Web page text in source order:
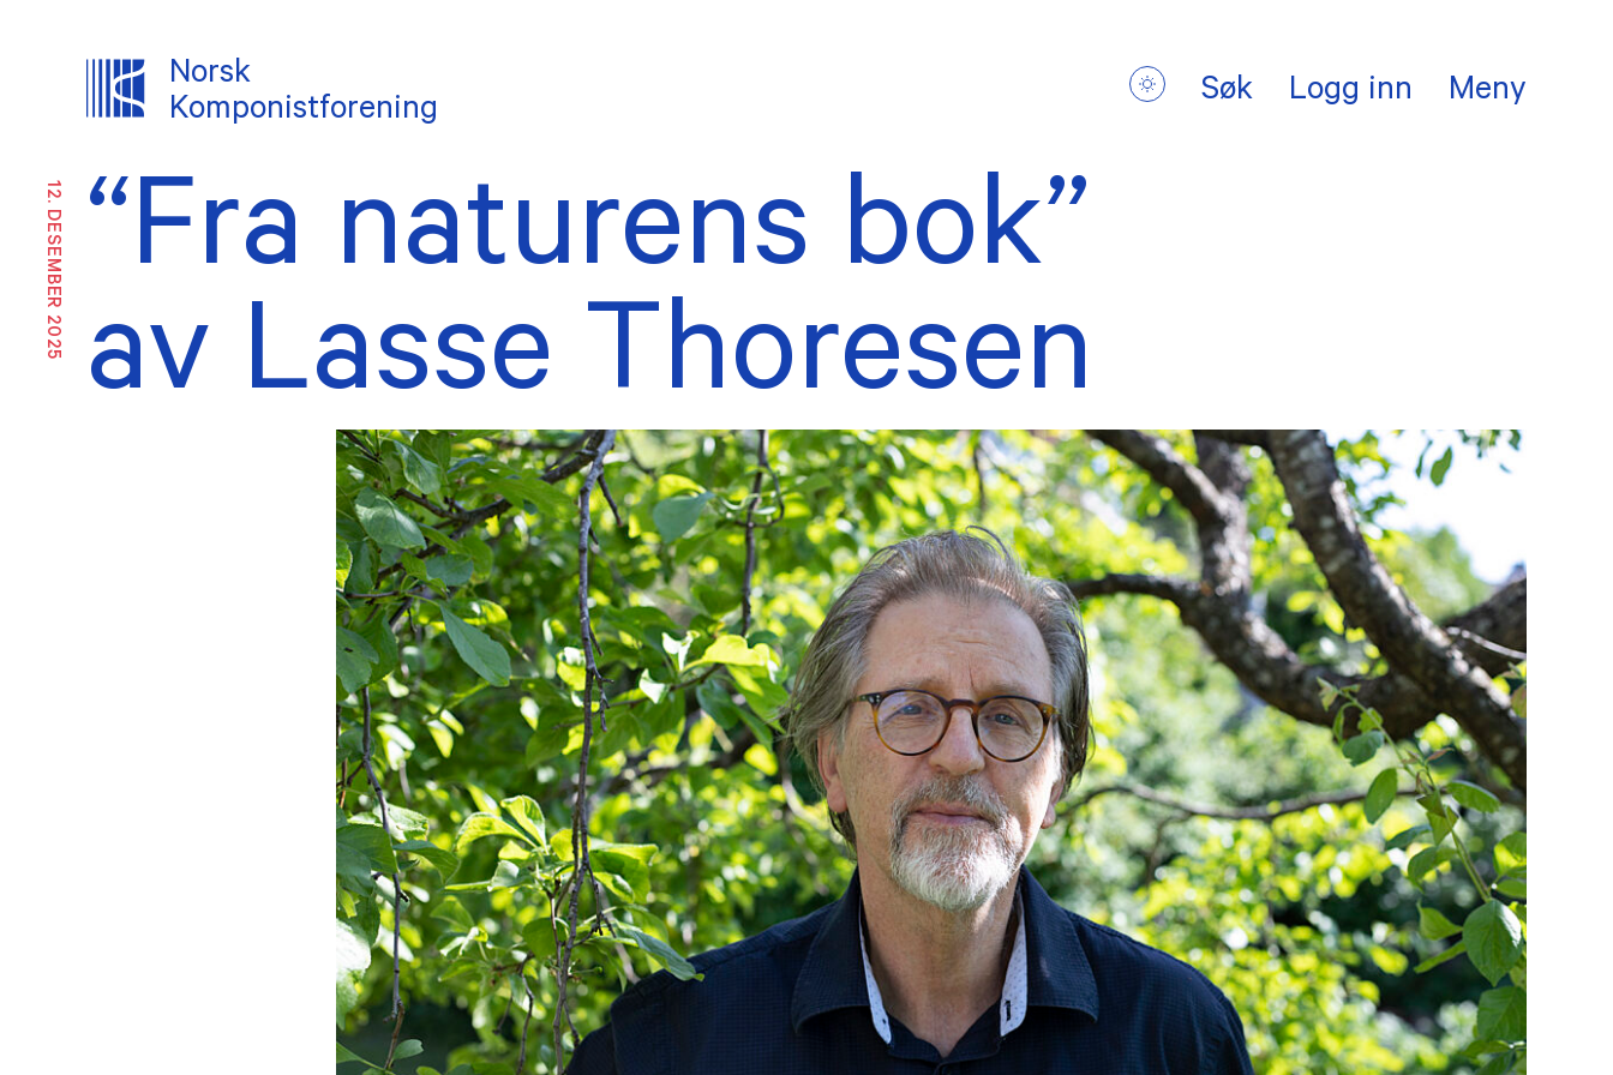
Norsk
Komponistforening
Søk Logg inn Meny
OM NKF
Ansatte
Likestillings- og
Eksterne verv
Vedtekter
Årsmeldinger
Forsidesaker
INTERESSEPOLITISK ARBEID
Høringer og innspill
Allianser og nettverk
TJENESTER
Verktøykassa
Kontraktsmaler
Teatermusikk
Honorarsatser
Om opphavsrett
Bibalohuset i Larvik
Leilighet i Brussel
Andre arbeidsopphold
Maj Sønstevold-prisen
Årets utøver
Aurora Records
KUPP
TILSKUDD
Innspilling
Bearbeiding
Konsertstøtte
Såkornmidler
Tilgjengeliggjøring
Synliggjøring
Mentorordningen
Tildelinger
“Fra naturens bok”
av Lasse Thoresen
12. DESEMBER 2025